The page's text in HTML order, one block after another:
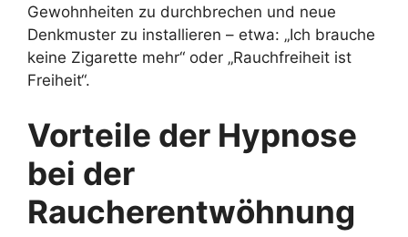
Gewohnheiten zu durchbrechen und neue
Denkmuster zu installieren – etwa: „Ich brauche
keine Zigarette mehr“ oder „Rauchfreiheit ist
Freiheit“.
Vorteile der Hypnose
bei der
Raucherentwöhnung